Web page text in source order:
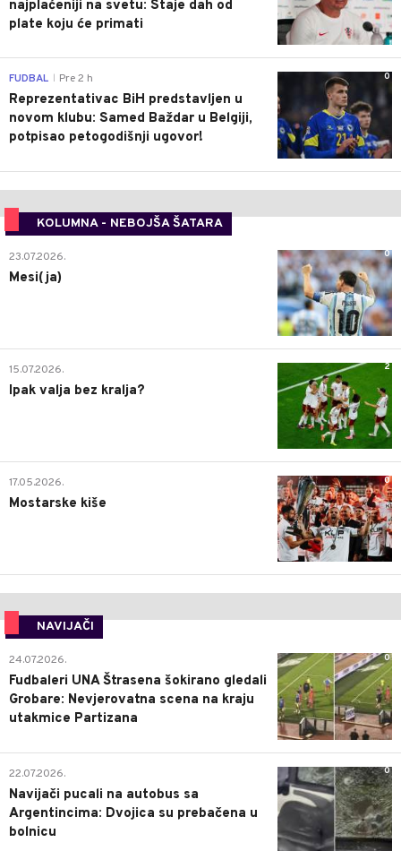
najplaćeniji na svetu: Staje dah od
plate koju će primati
0
FUDBAL Pre 2 h
Reprezentativac BiH predstavljen u
novom klubu: Samed Baždar u Belgiji,
potpisao petogodišnji ugovor!
KOLUMNA - NEBOJŠA ŠATARA
0
23.07.2026.
Mesi(ja)
2
15.07.2026.
Ipak valja bez kralja?
0
17.05.2026.
Mostarske kiše
NAVIJAČI
0
24.07.2026.
Fudbaleri UNA Štrasena šokirano gledali
Grobare: Nevjerovatna scena na kraju
utakmice Partizana
0
22.07.2026.
Navijači pucali na autobus sa
Argentincima: Dvojica su prebačena u
bolnicu